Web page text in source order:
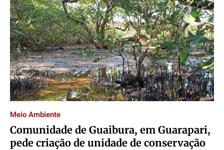
Meio Ambiente
Comunidade de Guaibura, em Guarapari,
pede criação de unidade de conservação